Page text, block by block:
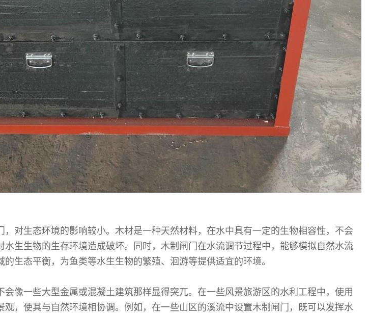
对生态环境的影响较小。木材是一种天然材料，在水中具有一定的生物相容性，不会
生生物的生存环境造成破坏。同时，木制闸门在水流调节过程中，能够模拟自然水流
生态平衡，为鱼类等水生生物的繁殖、洄游等提供适宜的环境。
像一些大型金属或混凝土建筑那样显得突兀。在一些风景旅游区的水利工程中，使用
，使其与自然环境相协调。例如，在一些山区的溪流中设置木制闸门，既可以发挥水